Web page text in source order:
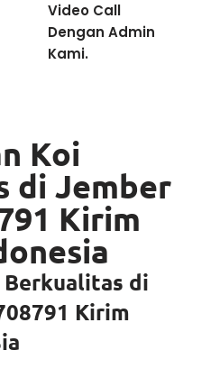
Video Call
Dengan Admin
Kami.
Koi
di Jember
Kirim
Berkualitas di
Kirim